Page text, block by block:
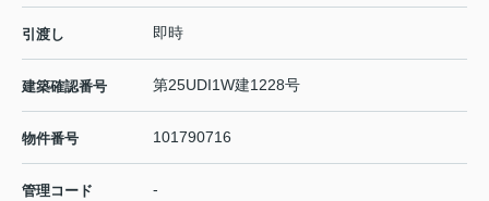
引渡し 即時
建築確認番号 第25UDI1W建1228号
物件番号 101790716
管理コード -